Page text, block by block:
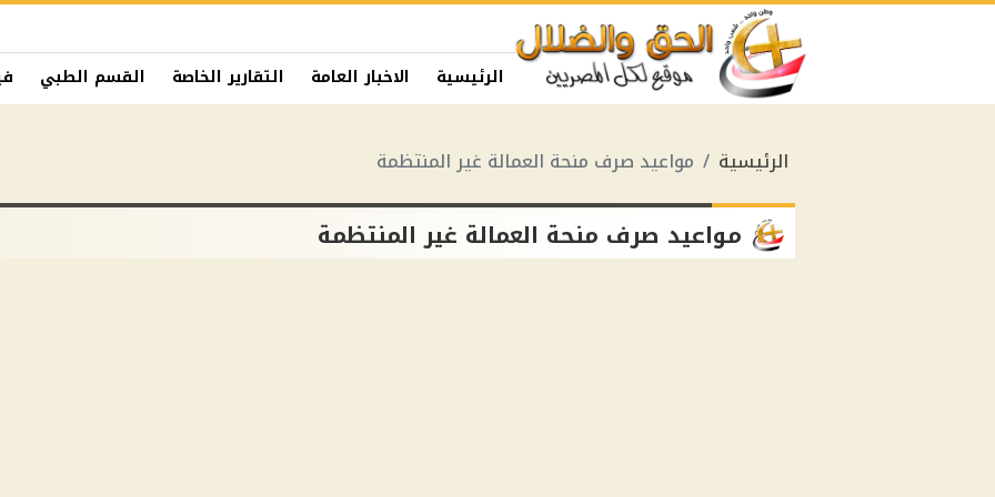
الرئيسية الاخبار العامة التقارير الخاصة القسم الطبي
الرئيسية مواعيد صرف منحة العمالة غير المنتظمة
مواعيد صرف منحة العمالة غير المنتظمة